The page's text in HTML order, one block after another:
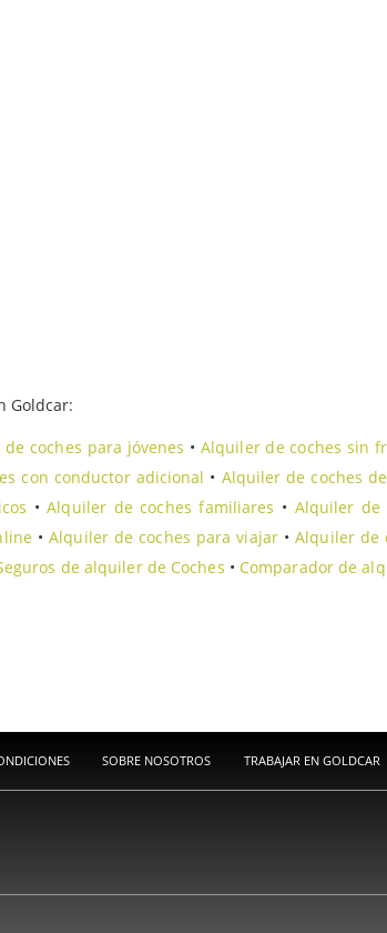
Goldcar:
coches para jóvenes • Alquiler de coches sin
con conductor adicional • Alquiler de coches
•Alquiler de coches familiares • Alquiler de
•Alquiler de coches para viajar•Alquiler de
de alquiler de Coches • Comparador de
SOBRE NOSOTROS TRABAJAR EN GOLDCAR